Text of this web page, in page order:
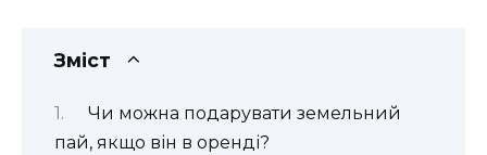
Зміст
Чи можна подарувати земельний
пай, якщо він в оренді?